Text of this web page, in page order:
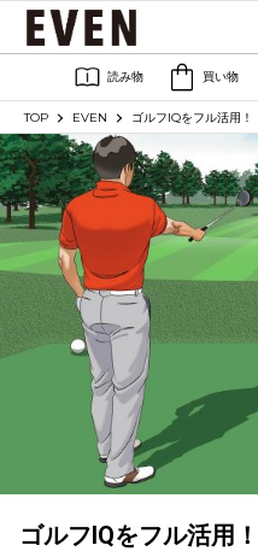
読み物 買い物
TOP EVEN ゴルフIQをフル活用
ゴルフIQをフル活用